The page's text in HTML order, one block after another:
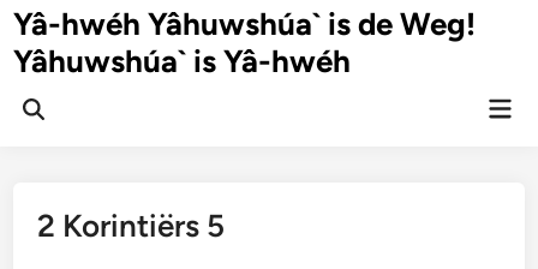
Ga
naar
inhoud
Yâ-hwéh Yâhuwshúa` is de Weg!
Yâhuwshúa` is Yâ-hwéh
Zoeken
2 Korintiërs 5